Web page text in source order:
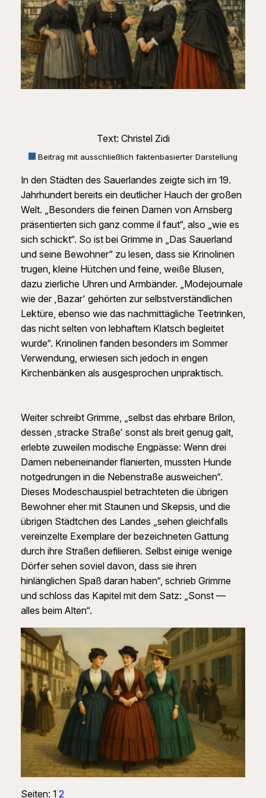
Text: Christel Zidi
Beitrag mit ausschließlich faktenbasierter Darstellung
In den Städten des Sauerlandes zeigte sich im 19.
Jahrhundert bereits ein deutlicher Hauch der großen
Welt. „Besonders die feinen Damen von Arnsberg
präsentierten sich ganz comme il faut“, also „wie es
sich schickt“. So ist bei Grimme in „Das Sauerland
und seine Bewohner“ zu lesen, dass sie Krinolinen
trugen, kleine Hütchen und feine, weiße Blusen,
dazu zierliche Uhren und Armbänder. „Modejournale
wie der ‚Bazar‘ gehörten zur selbstverständlichen
Lektüre, ebenso wie das nachmittägliche Teetrinken,
das nicht selten von lebhaftem Klatsch begleitet
wurde“. Krinolinen fanden besonders im Sommer
Verwendung, erwiesen sich jedoch in engen
Kirchenbänken als ausgesprochen unpraktisch.
Weiter schreibt Grimme, „selbst das ehrbare Brilon,
dessen ‚stracke Straße‘ sonst als breit genug galt,
erlebte zuweilen modische Engpässe: Wenn drei
Damen nebeneinander flanierten, mussten Hunde
notgedrungen in die Nebenstraße ausweichen“.
Dieses Modeschauspiel betrachteten die übrigen
Bewohner eher mit Staunen und Skepsis, und die
übrigen Städtchen des Landes „sehen gleichfalls
vereinzelte Exemplare der bezeichneten Gattung
durch ihre Straßen defilieren. Selbst einige wenige
Dörfer sehen soviel davon, dass sie ihren
hinlänglichen Spaß daran haben“, schrieb Grimme
und schloss das Kapitel mit dem Satz: „Sonst —
alles beim Alten“.
Seiten: 1 2